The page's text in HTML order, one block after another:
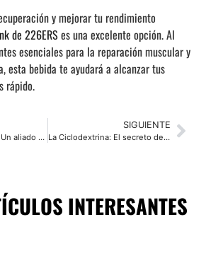
y mejorar tu rendimiento
de 226ERSes una excelente opción. Al
esenciales para la reparación muscular y
esta bebida te ayudará a alcanzar tus
rápido.
La suplementación: Un aliado clave para optimizar tu rendimiento y bienestar
SIGUIENTE
La Ciclodextrina: El secreto detrás de la energía sostenida en 226ers
INTERESANTES